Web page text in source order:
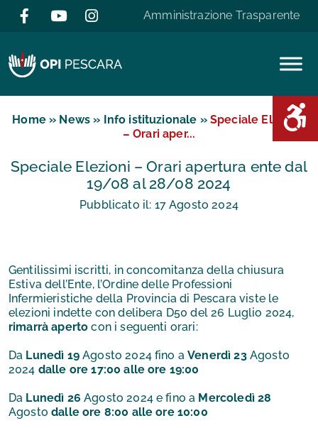
Salta al contenuto
Amministrazione Trasparente
Area
Home» News » Info istituzionale » Speciale Elezioni
– Orari aper...
Speciale Elezioni – Orari apertura ente dal
19/08 al 28/08 2024
Pubblicato il: 17 Agosto 2024
Gentilissimi iscritti, in concomitanza della chiusura
Estiva dell’Ente, l’Ordine delle Professioni
Infermieristiche della Provincia di Pescara viste le
elezioni indette con delibera D50 del 26 Luglio 2024,
rimarrà aperto con i seguenti orari:
Da Lunedì 19Agosto 2024 fino aVenerdì 23Agosto
2024 dalle ore 17:00 alle ore 19:00
Da Lunedì 26 Agosto 2024 e fino a Mercoledì 28
Agostodalle ore 8:00 alle ore 10:00